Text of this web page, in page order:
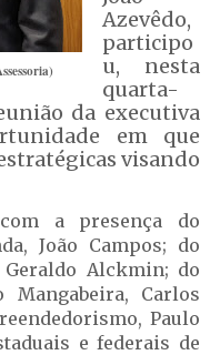
Azevêdo,
participo
u, nesta
quarta-
da executiva
em que
visando
a presença do
João Campos; do
Alckmin; do
Mangabeira, Carlos
Paulo
e federais de